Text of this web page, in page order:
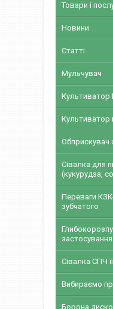
Товари і
Новини
Статті
Мульчувач
Культиватор
Культиватор
Обприскувач
Сівалка для
(кукурудза,
Переваги
зубчатого
застосування
Сівалка СПЧ
Вибираємо
Борона